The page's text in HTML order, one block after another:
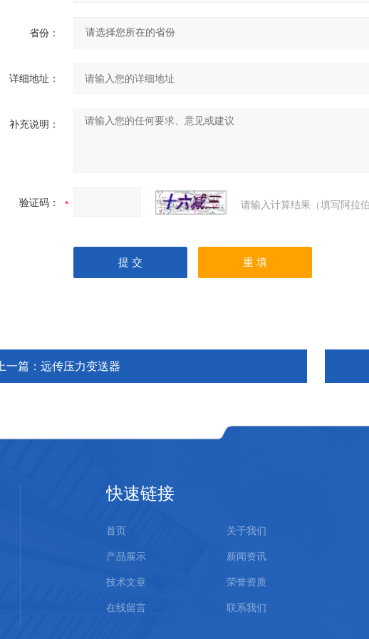
省份：
详细地址：
补充说明：
验证码： 请输入计算结果（填写阿拉
上一篇： 远传压力变送器
快速链接
首页 关于我们
产品展示 新闻资讯
技术文章 荣誉资质
在线留言 联系我们